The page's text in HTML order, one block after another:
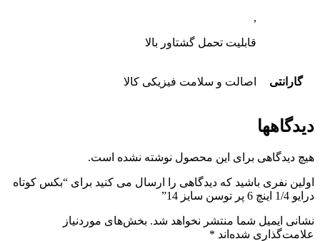
,
قابلیت تحمل گشتاور بالا
گارانتی اصالت و سلامت فیزیکی کالا
دیدگاهها
هیچ دیدگاهی برای این محصول نوشته نشده است.
اولین نفری باشید که دیدگاهی را ارسال می کنید برای “بکس کوتاه
درایو 1/4 اینچ 6 پر توسن سایز 14”
نشانی ایمیل شما منتشر نخواهد شد. بخش‌های موردنیاز
علامت‌گذاری شده‌اند *